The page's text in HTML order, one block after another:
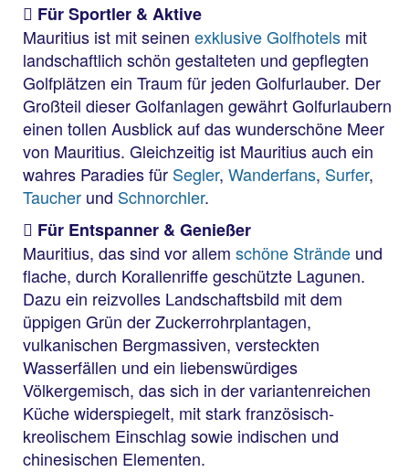
Für Sportler & Aktive
Mauritius ist mit seinen exklusive Golfhotels mit
landschaftlich schön gestalteten und gepflegten
Golfplätzen ein Traum für jeden Golfurlauber. Der
Großteil dieser Golfanlagen gewährt Golfurlaubern
einen tollen Ausblick auf das wunderschöne Meer
von Mauritius. Gleichzeitig ist Mauritius auch ein
wahres Paradies für Segler, Wanderfans, Surfer,
Taucher und Schnorchler.
Für Entspanner & Genießer
Mauritius, das sind vor allem schöne Strände und
flache, durch Korallenriffe geschützte Lagunen.
Dazu ein reizvolles Landschaftsbild mit dem
üppigen Grün der Zuckerrohrplantagen,
vulkanischen Bergmassiven, versteckten
Wasserfällen und ein liebenswürdiges
Völkergemisch, das sich in der variantenreichen
Küche widerspiegelt, mit stark französisch-
kreolischem Einschlag sowie indischen und
chinesischen Elementen.